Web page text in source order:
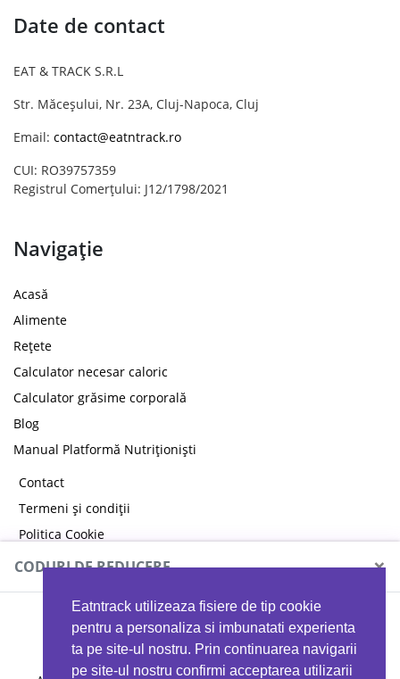
Eatntrack utilizeaza fisiere de tip cookie
pentru a personaliza si imbunatati experienta
ta pe site-ul nostru. Prin continuarea navigarii
pe site-ul nostru confirmi acceptarea utilizarii
Date de contact
EAT & TRACK S.R.L
Str. Măceșului, Nr. 23A, Cluj-Napoca, Cluj
Email: contact@eatntrack.ro
CUI: RO39757359
Registrul Comerțului: J12/1798/2021
Navigație
Acasă
Alimente
Rețete
Calculator necesar caloric
Calculator grăsime corporală
Blog
Manual Platformă Nutriționiști
Contact
Termeni și condiții
Politica Cookie
Politica de confidențialitate
CODURI DE REDUCERE ×
MYPROTEIN